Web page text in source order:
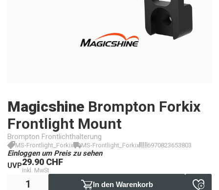
Magicshine Brompton Forkix
Frontlight Mount
Brompton Frontlichthalterung
MS-Frontlight_Forkix MS-Frontlight_Forkix 6970823653803
Einloggen um Preis zu sehen
UVP29.90 CHF
inkl. MwSt.
In den Warenkorb